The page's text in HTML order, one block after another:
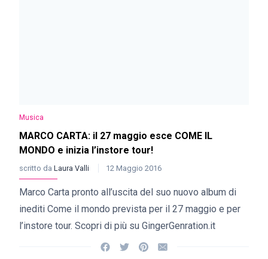
Musica
MARCO CARTA: il 27 maggio esce COME IL
MONDO e inizia l’instore tour!
scritto da Laura Valli 12 Maggio 2016
Marco Carta pronto all’uscita del suo nuovo album di
inediti Come il mondo prevista per il 27 maggio e per
l’instore tour. Scopri di più su GingerGenration.it